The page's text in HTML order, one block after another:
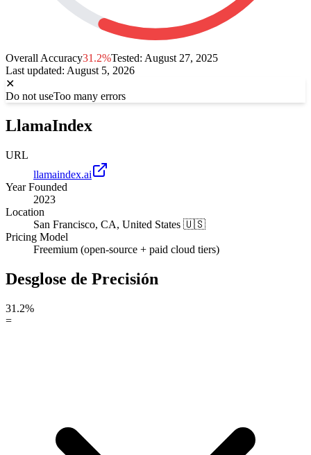
Overall Accuracy31.2%Tested: August 27, 2025
Last updated: August 5, 2026
✕
Do not useToo many errors
LlamaIndex
URL
llamaindex.ai
Year Founded
2023
Location
San Francisco, CA, United States 🇺🇸
Pricing Model
Freemium (open-source + paid cloud tiers)
Desglose de Precisión
31.2%
=